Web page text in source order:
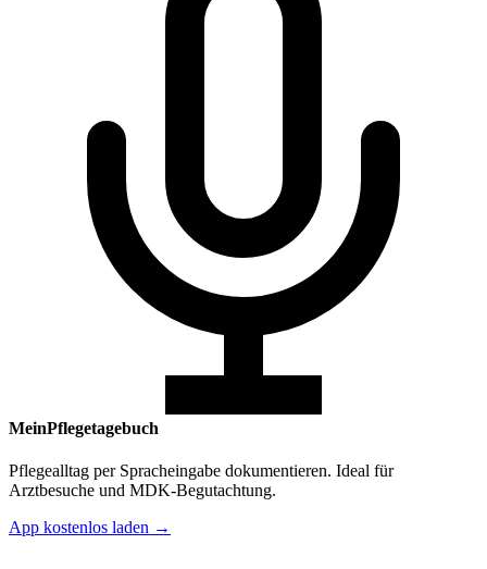
MeinPflegetagebuch
Pflegealltag per Spracheingabe dokumentieren. Ideal für
Arztbesuche und MDK-Begutachtung.
App kostenlos laden →